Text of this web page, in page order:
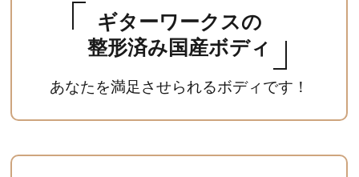
ギターワークスの
整形済み国産ボディ
あなたを満足させられるボディです！